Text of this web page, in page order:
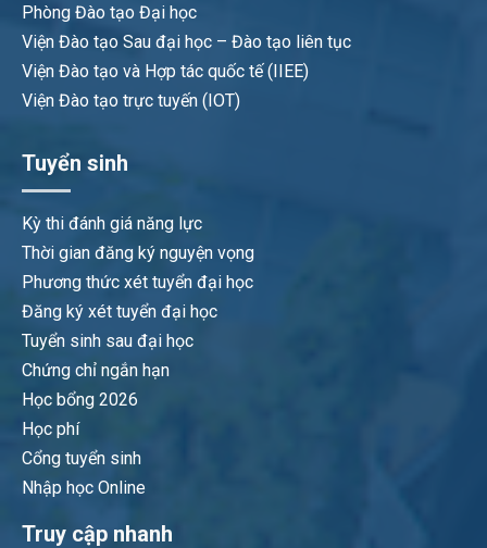
Phòng Đào tạo Đại học
Viện Đào tạo Sau đại học – Đào tạo liên tục
Viện Đào tạo và Hợp tác quốc tế (IIEE)
Viện Đào tạo trực tuyến (IOT)
Tuyển sinh
Kỳ thi đánh giá năng lực
Thời gian đăng ký nguyện vọng
Phương thức xét tuyển đại học
Đăng ký xét tuyển đại học
Tuyển sinh sau đại học
Chứng chỉ ngắn hạn
Học bổng 2026
Học phí
Cổng tuyển sinh
Nhập học Online
Truy cập nhanh